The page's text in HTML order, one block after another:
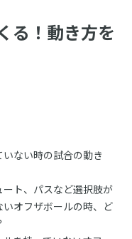
る！動き方を
ない時の試合の動き
ト、パスなど選択肢が
オフザボールの時、ど